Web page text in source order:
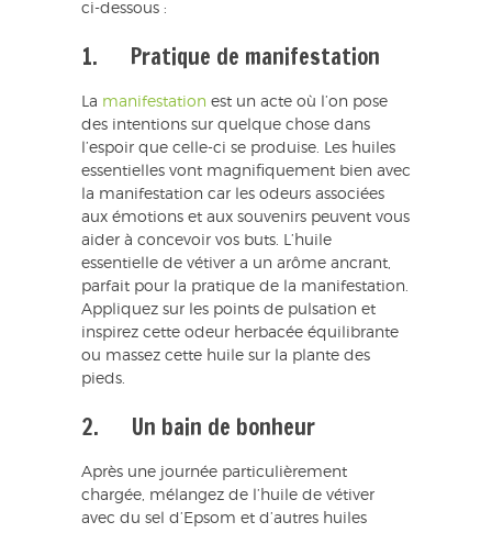
ci-dessous :
1. Pratique de manifestation
La manifestation est un acte où l’on pose
des intentions sur quelque chose dans
l’espoir que celle-ci se produise. Les huiles
essentielles vont magnifiquement bien avec
la manifestation car les odeurs associées
aux émotions et aux souvenirs peuvent vous
aider à concevoir vos buts. L’huile
essentielle de vétiver a un arôme ancrant,
parfait pour la pratique de la manifestation.
Appliquez sur les points de pulsation et
inspirez cette odeur herbacée équilibrante
ou massez cette huile sur la plante des
pieds.
2. Un bain de bonheur
Après une journée particulièrement
chargée, mélangez de l’huile de vétiver
avec du sel d’Epsom et d’autres huiles